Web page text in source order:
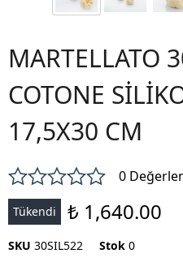
MARTELLATO
COTONE
17,5X30 CM
0
Tükendi ₺ 1,640.00
SKU 30SIL522 Stok 0